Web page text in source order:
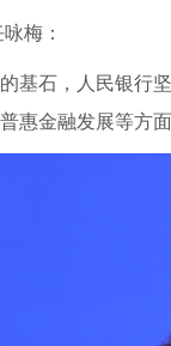
梅：
石，人民银行坚
惠金融发展等方